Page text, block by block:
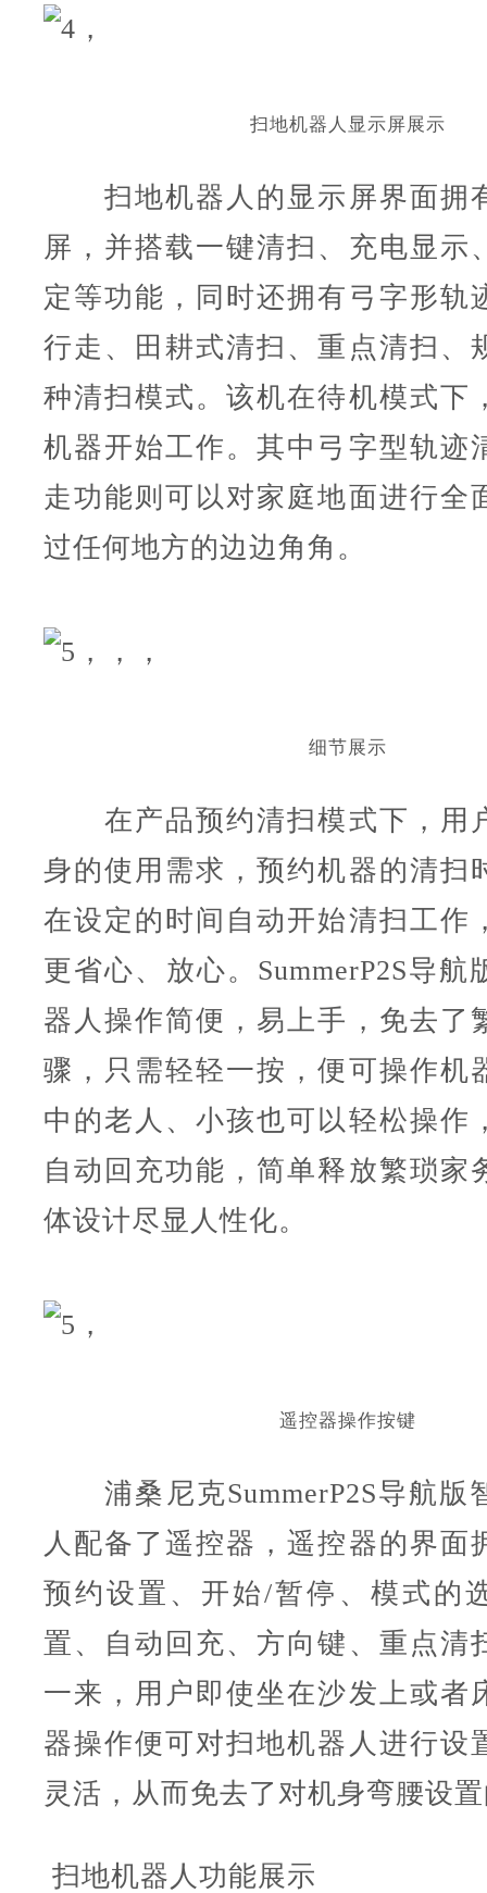
扫地机器人显示屏展示
扫地机器人的显示屏界面拥
屏，并搭载一键清扫、充电显示
定等功能，同时还拥有弓字形轨
行走、田耕式清扫、重点清扫、
种清扫模式。该机在待机模式下
机器开始工作。其中弓字型轨迹
走功能则可以对家庭地面进行全
过任何地方的边边角角。
细节展示
在产品预约清扫模式下，用
身的使用需求，预约机器的清扫
在设定的时间自动开始清扫工作
更省心、放心。SummerP2S导航
器人操作简便，易上手，免去了
骤，只需轻轻一按，便可操作机
中的老人、小孩也可以轻松操作
自动回充功能，简单释放繁琐家
体设计尽显人性化。
遥控器操作按键
浦桑尼克SummerP2S导航版
人配备了遥控器，遥控器的界面
预约设置、开始/暂停、模式的
置、自动回充、方向键、重点清
一来，用户即使坐在沙发上或者
器操作便可对扫地机器人进行设
灵活，从而免去了对机身弯腰设
扫地机器人功能展示